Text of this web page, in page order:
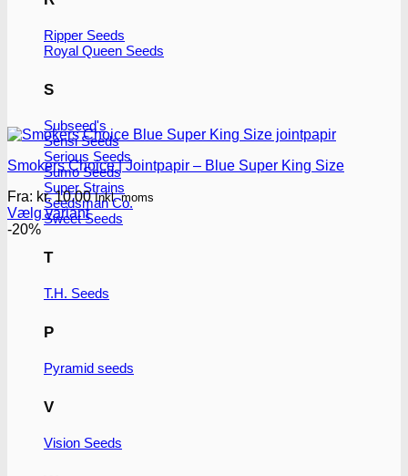
Ripper Seeds
Royal Queen Seeds
S
Subseed's
Sensi Seeds
Serious Seeds
Sumo Seeds
Super Strains
Seedsman Co.
Sweet Seeds
T
T.H. Seeds
P
Pyramid seeds
V
Vision Seeds
Smokers Choice | Jointpapir – Blue Super King Size
Fra: kr.10.00 Inkl. moms
Vælg variant
Dette
varianter.
varesiden
-20%